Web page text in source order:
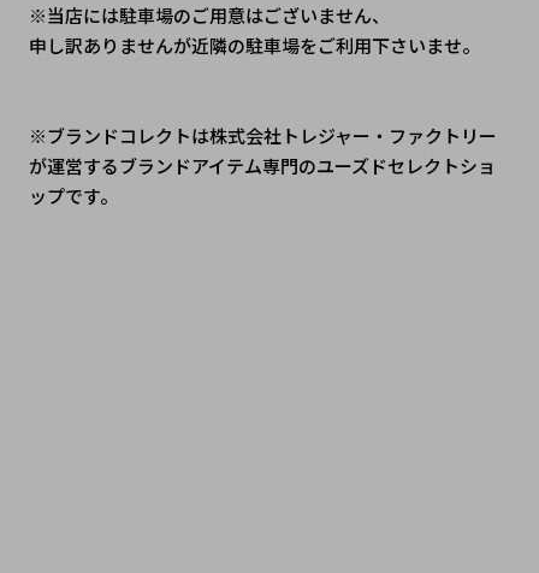
※当店には駐車場のご用意はございません、
申し訳ありませんが近隣の駐車場をご利用下さいませ。
※ブランドコレクトは株式会社トレジャー・ファクトリー
が運営するブランドアイテム専門のユーズドセレクトショ
ップです。